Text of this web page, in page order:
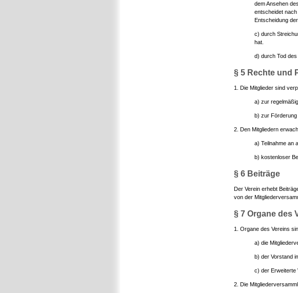
dem Ansehen
entscheidet
Entscheidung
c) durch
hat.
d) durch Tod des
§ 5 Rechte und
1. Die Mitglieder sind
a) zur
b) zur
2. Den Mitgliedern
a) Teilnahme an
b) kostenloser
§ 6 Beiträge
Der Verein erhebt
von der
§ 7 Organe des
1. Organe des Vereins
a) die
b) der Vorstand
c) der Erweiterte
2. Die